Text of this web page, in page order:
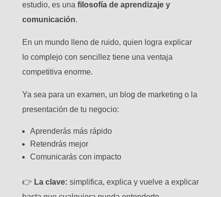
estudio, es una filosofía de aprendizaje y
comunicación.
En un mundo lleno de ruido, quien logra explicar
lo complejo con sencillez tiene una ventaja
competitiva enorme.
Ya sea para un examen, un blog de marketing o la
presentación de tu negocio:
Aprenderás más rápido
Retendrás mejor
Comunicarás con impacto
👉 La clave: simplifica, explica y vuelve a explicar